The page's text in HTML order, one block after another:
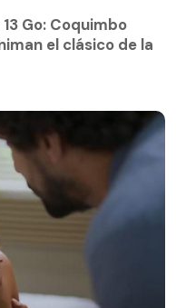
Go: Coquimbo
el clásico de la